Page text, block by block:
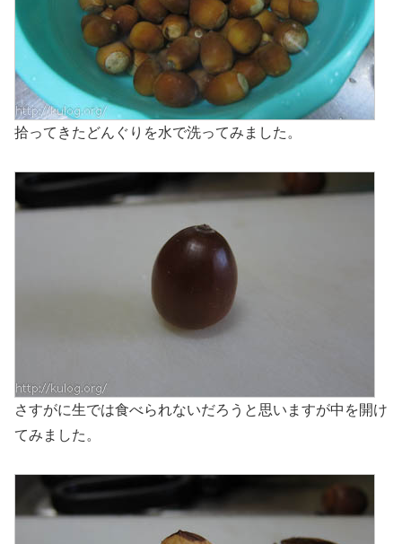
拾ってきたどんぐりを水で洗ってみました。
さすがに生では食べられないだろうと思いますが中を開け
てみました。